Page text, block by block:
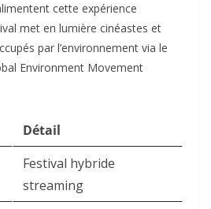
cette expérience
met en lumière cinéastes et
par l’environnement via le
Environment Movement
Détail
Festival hybride
streaming ​